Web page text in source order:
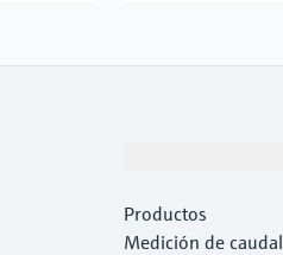
Productos
Medición de caudal